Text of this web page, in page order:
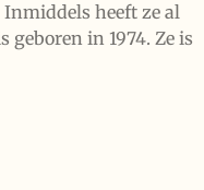
heeft ze al
geboren in 1974. Ze is